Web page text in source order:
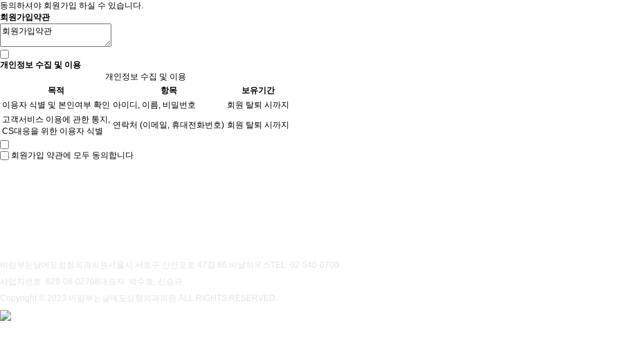
동의하셔야 회원가입 하실 수 있습니다.
회원가입약관
개인정보 수집 및 이용
개인정보 수집 및 이용
목적
항목
보유기간
이용자 식별 및 본인여부 확인 아이디, 이름, 비밀번호
회원 탈퇴 시까지
고객서비스 이용에 관한 통지,
CS대응을 위한 이용자 식별
연락처 (이메일, 휴대전화번호) 회원 탈퇴 시까지
회원가입 약관에 모두 동의합니다
바람부는날에도성형외과의원 서울시 서초구 신반포로 47길 66 바날하우스 TEL 02-540-0700
사업자번호 629-08-02708 대표자 박수호, 신승규
Copyright © 2023 바람부는날에도성형외과의원 ALL RIGHTS RESERVED.